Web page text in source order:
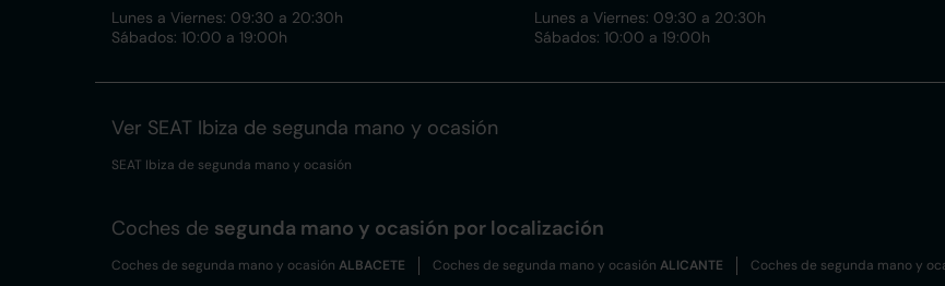
Lunes a Viernes: 09:30 a 20:30h
Sábados: 10:00 a 19:00h
Lunes a Viernes: 09:30 a 20:30h
Sábados: 10:00 a 19:00h
Ver SEAT Ibiza de segunda mano y ocasión
SEAT Ibiza de segunda mano y ocasión
Coches de segunda mano y ocasión por localización
Coches de segunda mano y ocasión ALBACETE Coches de segunda mano y ocasión ALICANTE Coches de segunda mano y